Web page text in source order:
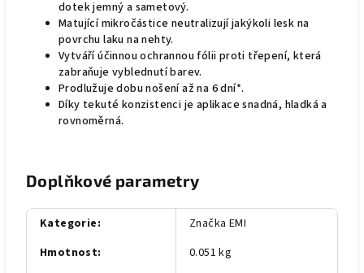
dotek jemný a sametový.
Matující mikročástice neutralizují jakýkoli lesk na
povrchu laku na nehty.
Vytváří účinnou ochrannou fólii proti třepení, která
zabraňuje vyblednutí barev.
Prodlužuje dobu nošení až na 6 dní*.
Díky tekuté konzistenci je aplikace snadná, hladká a
rovnoměrná.
Doplňkové parametry
Kategorie:
Značka EMI
Hmotnost:
0.051 kg